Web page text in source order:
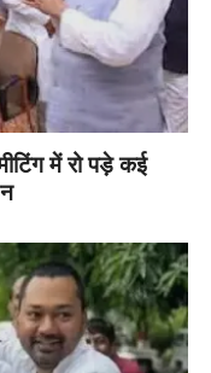
में रो पड़े कई